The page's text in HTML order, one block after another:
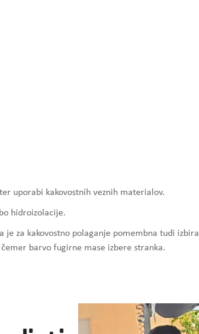
uporabi kakovostnih veznih materialov.
hidroizolacije.
za kakovostno polaganje pomembna tudi izbira
barvo fugirne mase izbere stranka.